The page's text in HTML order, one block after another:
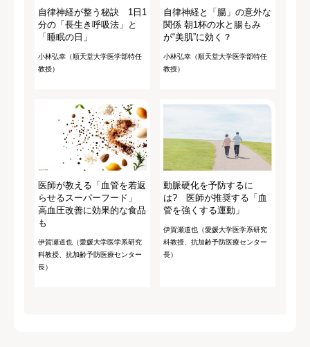
自律神経が整う秘訣 1日1
分の「長生き呼吸法」と
「睡眠の日」
小林弘幸（順天堂大学医学部特任
教授）
自律神経と「腸」の意外な
関係 朝1杯の水と腸もみ
が“美肌”に効く？
小林弘幸（順天堂大学医学部特任
教授）
医師が教える「血管を若返
らせるスーパーフード」
高血圧改善に効果的な食品
も
伊賀瀬道也（愛媛大学医学系研究
科教授、抗加齢予防医療センター
長）
動脈硬化を予防するに
は? 医師が推奨する「血
管を強くする運動」
伊賀瀬道也（愛媛大学医学系研究
科教授、抗加齢予防医療センター
長）